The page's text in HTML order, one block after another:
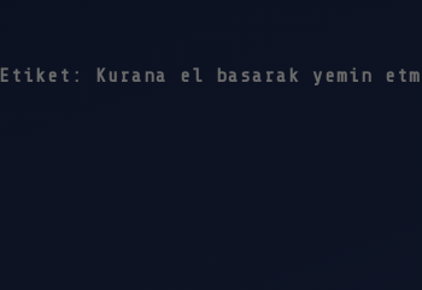
Etiket: Kurana el basarak yemin